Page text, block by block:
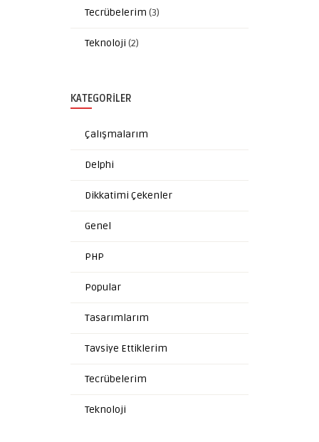
Tecrübelerim (3)
Teknoloji (2)
KATEGORILER
Çalışmalarım
Delphi
Dikkatimi Çekenler
Genel
PHP
Popular
Tasarımlarım
Tavsiye Ettiklerim
Tecrübelerim
Teknoloji